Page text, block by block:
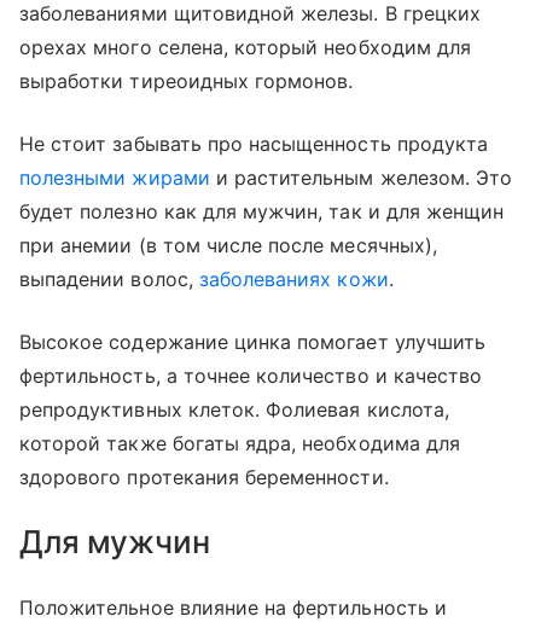
заболеваниями щитовидной железы. В грецких
орехах много селена, который необходим для
выработки тиреоидных гормонов.
Не стоит забывать про насыщенность продукта
полезными жирами и растительным железом. Это
будет полезно как для мужчин, так и для женщин
при анемии (в том числе после месячных),
выпадении волос, заболеваниях кожи.
Высокое содержание цинка помогает улучшить
фертильность, а точнее количество и качество
репродуктивных клеток. Фолиевая кислота,
которой также богаты ядра, необходима для
здорового протекания беременности.
Для мужчин
Положительное влияние на фертильность и